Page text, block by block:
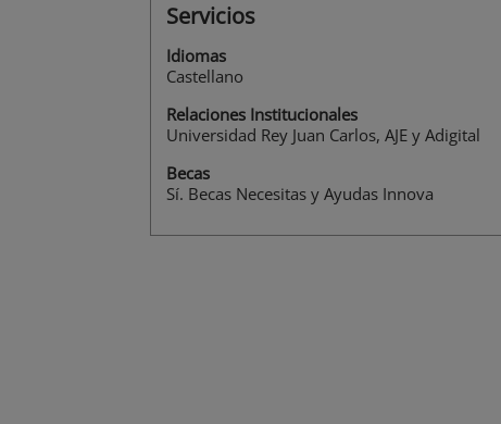
Servicios
Idiomas
Castellano
Relaciones Institucionales
Universidad Rey Juan Carlos, AJE y Adigital
Becas
Sí. Becas Necesitas y Ayudas Innova